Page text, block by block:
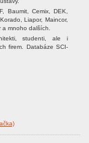
Baumit, Cemix, DEK,
Liapor, Maincor,
mnoho dalších.
studenti, ale i
firem. Databáze SCI-